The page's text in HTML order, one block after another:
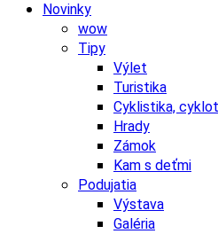
Novinky
wow
Tipy
Výlet
Turistika
Cyklistika,
Hrady
Zámok
Kam s deťmi
Podujatia
Výstava
Galéria